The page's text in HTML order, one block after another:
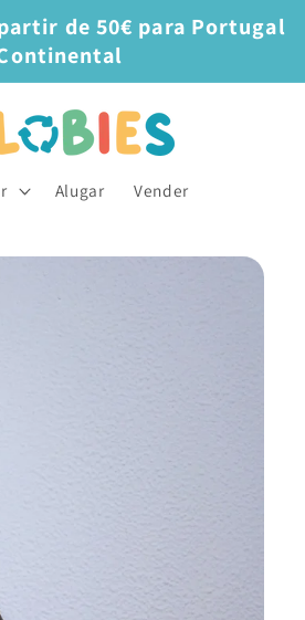
de 50€ para Portugal
Alugar Vender